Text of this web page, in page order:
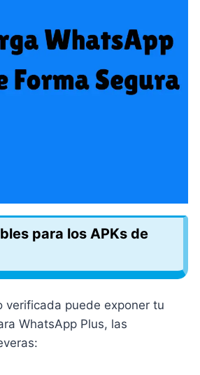
para los APKs de
verificada puede exponer tu
WhatsApp Plus, las